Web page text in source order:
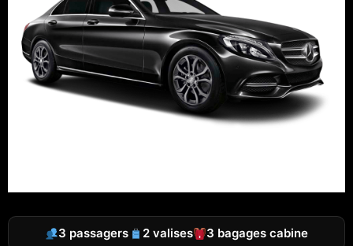
3 passagers 2 valises 3 bagages cabine